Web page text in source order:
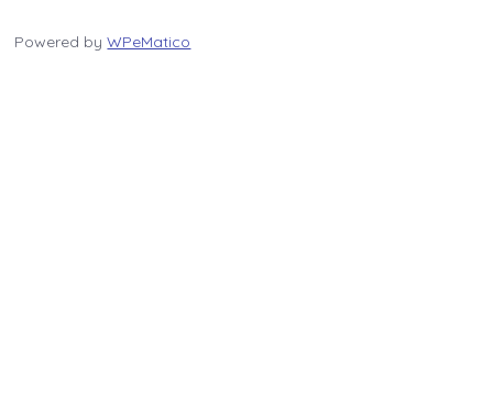
Powered byWPeMatico